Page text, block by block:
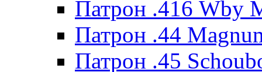
Патрон .416 Wby
Патрон .44
Патрон .45